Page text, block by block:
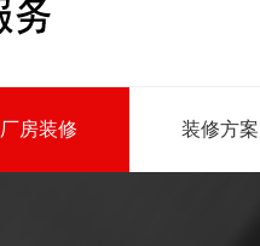
厂房装修 装修方案